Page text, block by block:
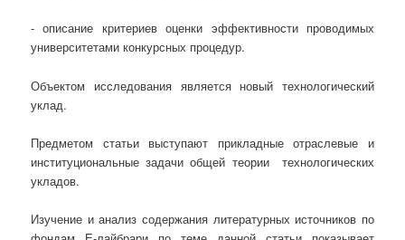
- описание критериев оценки эффективности проводимых
университетами конкурсных процедур.
Объектом исследования является новый технологический
уклад.
Предметом статьи выступают прикладные отраслевые и
институциональные задачи общей теории технологических
укладов.
Изучение и анализ содержания литературных источников по